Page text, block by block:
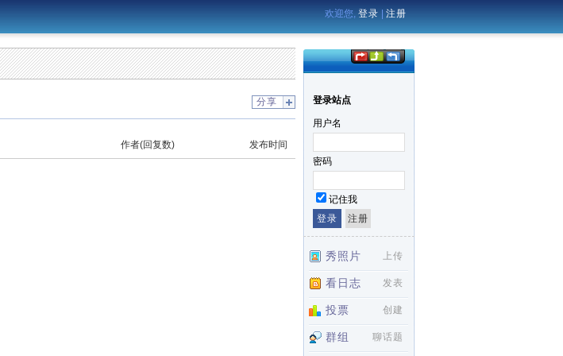
欢迎您, 登录 注册
分享
作者(回复数) 发布时间
登录站点
用户名
密码
记住我
秀照片 上传
看日志 发表
投票 创建
群组 聊话题